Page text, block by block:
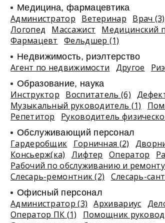
Медицина, фармацевтика
Администратор Ветеринар Врач (3)
Логопед
Массажист Медицинский
Фармацевт
Фельдшер (1)
Недвижимость, риэлтeрство
Агент по недвижимости Другое
Образование, наука
Инструктор Воспитатель (6)
Музыкальный руководитель (1)
Репетитор
Руководитель
Обслуживающий персонал
Гардеробщик Горничная (2)
Консьерж(ка)
Лифтер Оператор
Рабочий по обслуживанию и
Слесарь-ремонтник (2)
Слесарь-
Офисный персонал
Администратор (3) Архивариус
Оператор ПК (1)
Помощник